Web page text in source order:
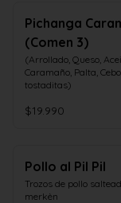
Pichanga
(Comen 3)
(Arrollado, Queso,
Caramaño, Palta,
tostaditas)
$19.990
Pollo al Pil Pil
Trozos de pollo
merkèn